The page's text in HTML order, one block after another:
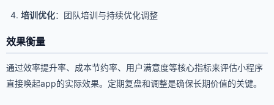
培训优化：团队培训与持续优化调整
效果衡量
通过效率提升率、成本节约率、用户满意度等核心指标来评估小程序
直接唤起app的实际效果。定期复盘和调整是确保长期价值的关键。